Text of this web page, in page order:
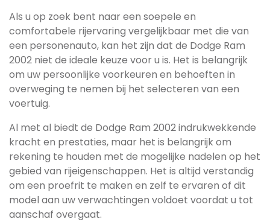
Als u op zoek bent naar een soepele en
comfortabele rijervaring vergelijkbaar met die van
een personenauto, kan het zijn dat de Dodge Ram
2002 niet de ideale keuze voor u is. Het is belangrijk
om uw persoonlijke voorkeuren en behoeften in
overweging te nemen bij het selecteren van een
voertuig.
Al met al biedt de Dodge Ram 2002 indrukwekkende
kracht en prestaties, maar het is belangrijk om
rekening te houden met de mogelijke nadelen op het
gebied van rijeigenschappen. Het is altijd verstandig
om een proefrit te maken en zelf te ervaren of dit
model aan uw verwachtingen voldoet voordat u tot
aanschaf overgaat.